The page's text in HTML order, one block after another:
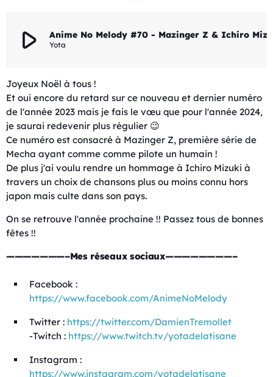
play_arrow Yota
Joyeux Noël à tous !
Et oui encore du retard sur ce nouveau et dernier numéro
de l'année 2023 mais je fais le vœu que pour l'année 2024,
je saurai redevenir plus régulier 😉
Ce numéro est consacré à Mazinger Z, première série de
Mecha ayant comme comme pilote un humain !
De plus j'ai voulu rendre un hommage à Ichiro Mizuki à
travers un choix de chansons plus ou moins connu hors
japon mais culte dans son pays.
On se retrouve l'année prochaine !! Passez tous de bonnes
fêtes !!
———————–Mes réseaux sociaux————————–
Facebook :
https://www.facebook.com/AnimeNoMelody
Twitter : https://twitter.com/DamienTremollet
-Twitch : https://www.twitch.tv/yotadelatisane
Instagram :
https://www.instagram.com/yotadelatisane